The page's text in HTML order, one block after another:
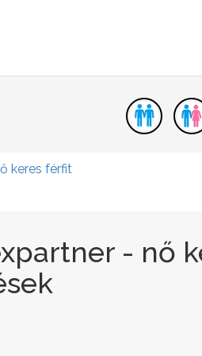
keres férfit
- nő